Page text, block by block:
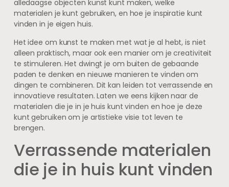
alledaagse objecten kunst kunt maken, welke
materialen je kunt gebruiken, en hoe je inspiratie kunt
vinden in je eigen huis.
Het idee om kunst te maken met wat je al hebt, is niet
alleen praktisch, maar ook een manier om je creativiteit
te stimuleren. Het dwingt je om buiten de gebaande
paden te denken en nieuwe manieren te vinden om
dingen te combineren. Dit kan leiden tot verrassende en
innovatieve resultaten. Laten we eens kijken naar de
materialen die je in je huis kunt vinden en hoe je deze
kunt gebruiken om je artistieke visie tot leven te
brengen.
Verrassende materialen
die je in huis kunt vinden